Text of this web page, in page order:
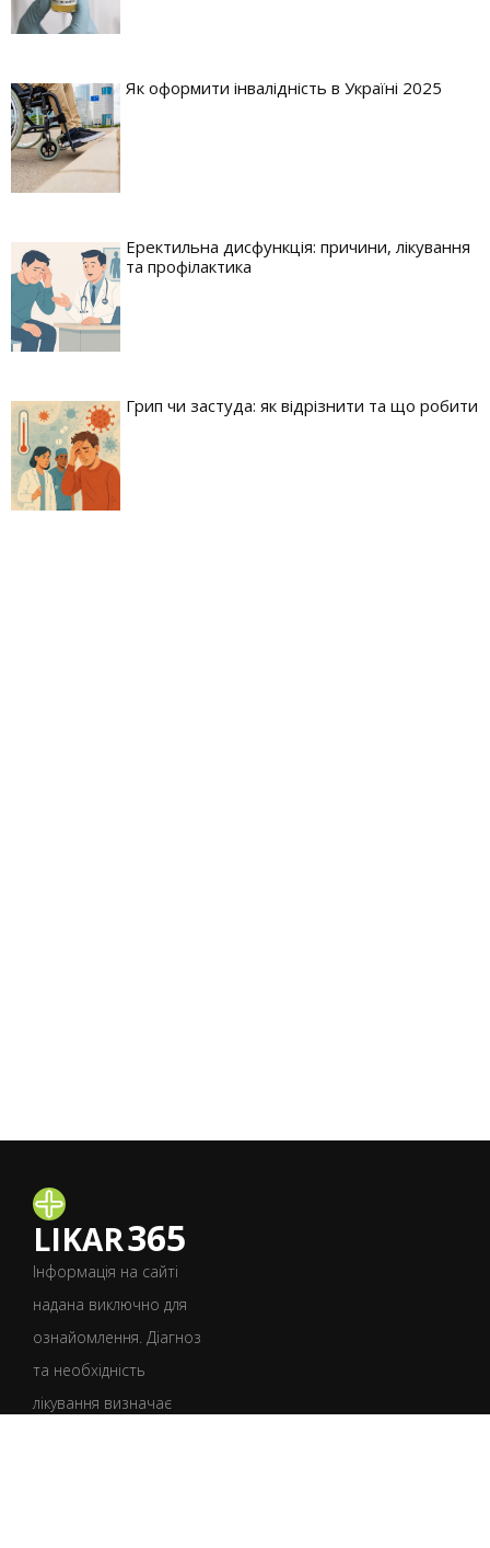
Як оформити інвалідність в Україні 2025
Еректильна дисфункція: причини, лікування
та профілактика
Грип чи застуда: як відрізнити та що робити
LIKAR365
Інформація на сайті
надана виключно для
ознайомлення. Діагноз
та необхідність
лікування визначає